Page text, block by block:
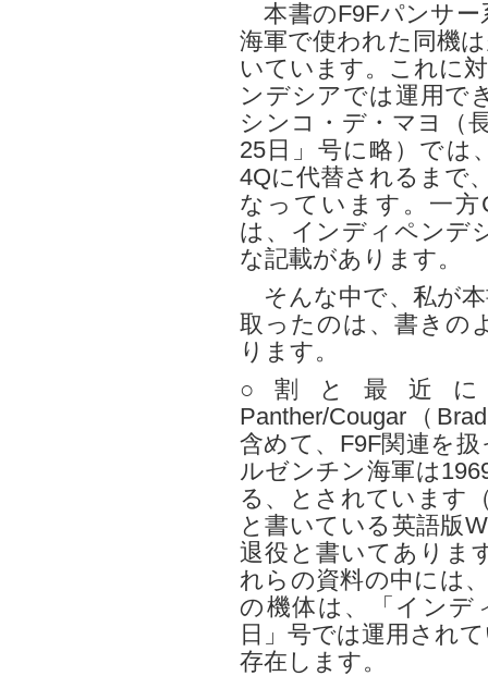
本書のF9Fパンサー
海軍で使われた同機
いています。これに
ンデシアでは運用で
シンコ・デ・マヨ（
25日」号に略）では
4Qに代替されるまで
なっています。一方
は、インディペンデ
な記載があります。
そんな中で、私が
取ったのは、書きの
ります。
○割と最近に
Panther/Cougar（
含めて、F9F関連を
ルゼンチン海軍は
る、とされています
と書いている英語版
退役と書いてありま
れらの資料の中には
の機体は、「インデ
日」号では運用され
存在します。